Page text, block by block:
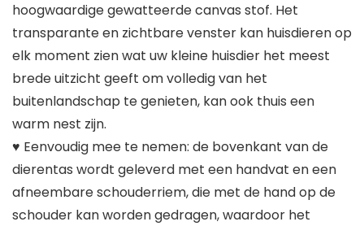
hoogwaardige gewatteerde canvas stof. Het
transparante en zichtbare venster kan huisdieren op
elk moment zien wat uw kleine huisdier het meest
brede uitzicht geeft om volledig van het
buitenlandschap te genieten, kan ook thuis een
warm nest zijn.
♥ Eenvoudig mee te nemen: de bovenkant van de
dierentas wordt geleverd met een handvat en een
afneembare schouderriem, die met de hand op de
schouder kan worden gedragen, waardoor het